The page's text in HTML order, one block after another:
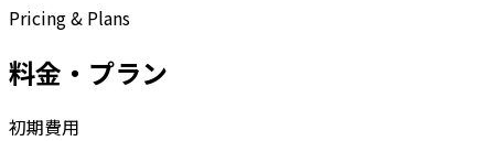
Pricing & Plans
料金・プラン
初期費用